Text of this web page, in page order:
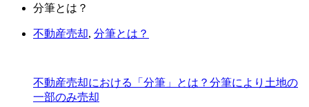
分筆とは？
不動産売却, 分筆とは？
不動産売却における「分筆」とは？分筆により土地の
一部のみ売却